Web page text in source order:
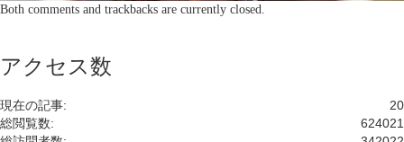
Both comments and trackbacks are currently closed.
アクセス数
20
現在の記事:
624021
総閲覧数: